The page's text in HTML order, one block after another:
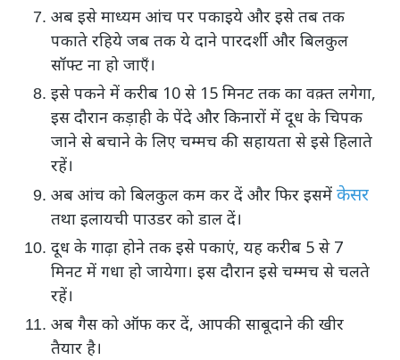
अब इसे माध्यम आंच पर पकाइये और इसे तब तक
पकाते रहिये जब तक ये दाने पारदर्शी और बिलकुल
सॉफ्ट ना हो जाएँ।
इसे पकने में करीब 10 से 15 मिनट तक का वक़्त लगेगा,
इस दौरान कड़ाही के पेंदे और किनारों में दूध के चिपक
जाने से बचाने के लिए चम्मच की सहायता से इसे हिलाते
रहें।
अब आंच को बिलकुल कम कर दें और फिर इसमें केसर
तथा इलायची पाउडर को डाल दें।
दूध के गाढ़ा होने तक इसे पकाएं, यह करीब 5 से 7
मिनट में गधा हो जायेगा। इस दौरान इसे चम्मच से चलते
रहें।
अब गैस को ऑफ कर दें, आपकी साबूदाने की खीर
तैयार है।